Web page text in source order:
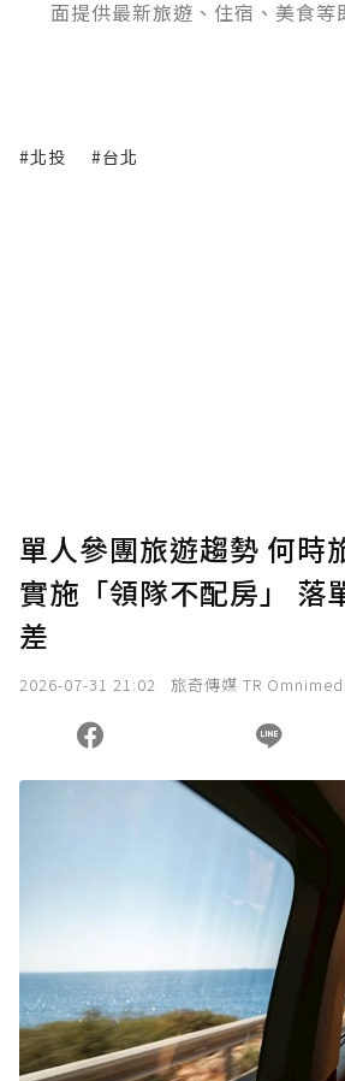
面提供最新旅遊、住宿、美食等
#北投 #台北
單人參團旅遊趨勢 何時
實施「領隊不配房」 落
差
2026-07-31 21:02 旅奇傳媒 TR